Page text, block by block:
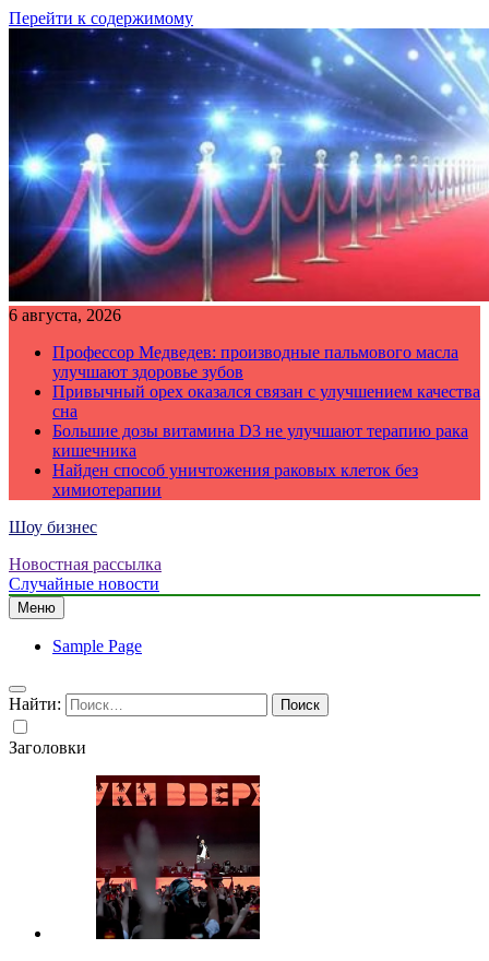
Перейти к содержимому
6 августа, 2026
Профессор Медведев: производные пальмового масла
улучшают здоровье зубов
Привычный орех оказался связан с улучшением качества
сна
Большие дозы витамина D3 не улучшают терапию рака
кишечника
Найден способ уничтожения раковых клеток без
химиотерапии
Шоу бизнес
Новостная рассылка
Случайные новости
Меню
Sample Page
Найти:
Заголовки